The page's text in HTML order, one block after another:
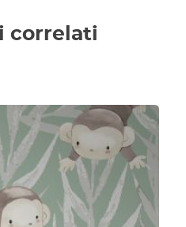
correlati